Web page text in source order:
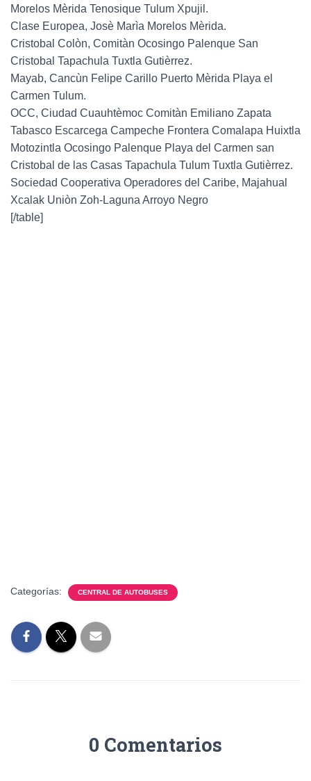
Morelos Mèrida Tenosique Tulum Xpujil.
Clase Europea, Josè Marìa Morelos Mèrida.
Cristobal Colòn, Comitàn Ocosingo Palenque San
Cristobal Tapachula Tuxtla Gutièrrez.
Mayab, Cancùn Felipe Carillo Puerto Mèrida Playa el
Carmen Tulum.
OCC, Ciudad Cuauhtèmoc Comitàn Emiliano Zapata
Tabasco Escarcega Campeche Frontera Comalapa Huixtla
Motozintla Ocosingo Palenque Playa del Carmen san
Cristobal de las Casas Tapachula Tulum Tuxtla Gutièrrez.
Sociedad Cooperativa Operadores del Caribe, Majahual
Xcalak Uniòn Zoh-Laguna Arroyo Negro
[/table]
Categorías: CENTRAL DE AUTOBUSES
0 Comentarios